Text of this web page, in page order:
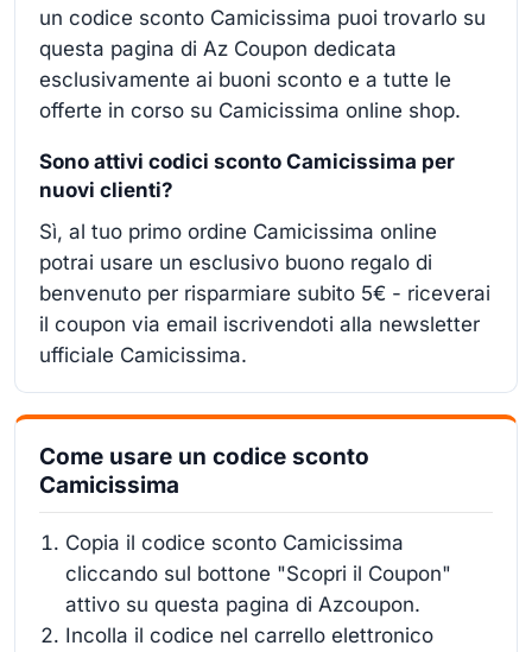
un codice sconto Camicissima puoi trovarlo su
questa pagina di Az Coupon dedicata
esclusivamente ai buoni sconto e a tutte le
offerte in corso su Camicissima online shop.
Sono attivi codici sconto Camicissima per
nuovi clienti?
Sì, al tuo primo ordine Camicissima online
potrai usare un esclusivo buono regalo di
benvenuto per risparmiare subito 5€ - riceverai
il coupon via email iscrivendoti alla newsletter
ufficiale Camicissima.
Come usare un codice sconto
Camicissima
Copia il codice sconto Camicissima
cliccando sul bottone "Scopri il Coupon"
attivo su questa pagina di Azcoupon.
Incolla il codice nel carrello elettronico